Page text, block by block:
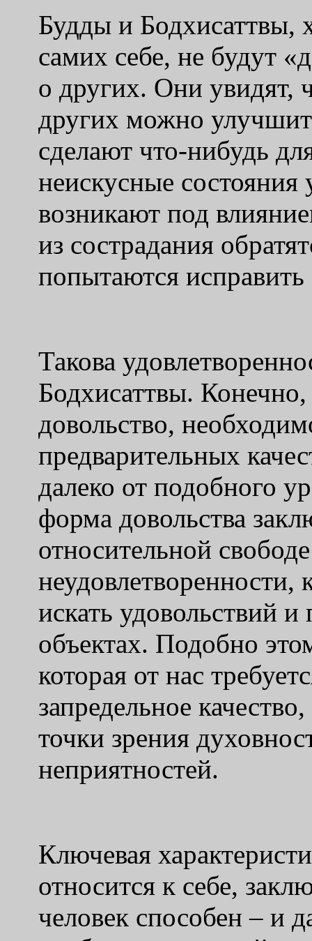
Будды и Бодхисаттвы,
самих себе, не будут
о других. Они увидят,
других можно
сделают что-нибудь
неискусные
возникают под
из сострадания
попытаются
Такова
Бодхисаттвы.
довольство,
предварительных
далеко от подобного
форма довольства
относительной
неудовлетворенности,
искать удовольствий
объектах. Подобно
которая от нас
запредельное
точки зрения
неприятностей.
Ключевая
относится к себе,
человек способен – и